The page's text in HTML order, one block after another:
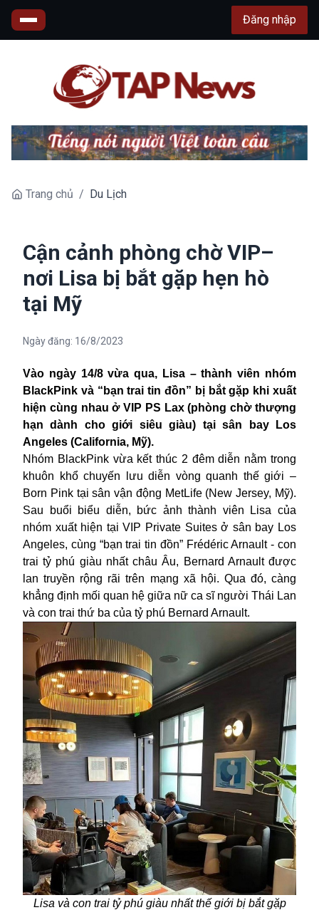
Đăng nhập
Trang chủ / Du Lịch
Cận cảnh phòng chờ VIP–
nơi Lisa bị bắt gặp hẹn hò
tại Mỹ
Ngày đăng: 16/8/2023
Vào ngày 14/8 vừa qua, Lisa – thành viên nhóm
BlackPink và “bạn trai tin đồn” bị bắt gặp khi xuất
hiện cùng nhau ở VIP PS Lax (phòng chờ thượng
hạn dành cho giới siêu giàu) tại sân bay Los
Angeles (California, Mỹ).
Nhóm BlackPink vừa kết thúc 2 đêm diễn nằm trong
khuôn khổchuyến lưu diễn vòng quanh thế giới –
Born Pink tại sân vận động MetLife (New Jersey, Mỹ).
Sau buổi biểu diễn, bức ảnh thành viên Lisa của
nhóm xuất hiện tại VIP Private Suites ở sân bay Los
Angeles, cùng “bạn trai tin đồn” Frédéric Arnault - con
trai tỷ phú giàu nhất châu Âu, Bernard Arnault được
lan truyền rộng rãi trên mạng xã hội. Qua đó, càng
khẳng định mối quan hệ giữa nữ ca sĩ người Thái Lan
và con trai thứ ba của tỷ phú Bernard Arnault.
Lisa và con trai tỷ phú giàu nhất thế giới bị bắt gặp